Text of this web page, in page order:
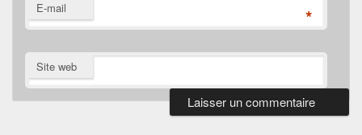
E-mail *
Site web